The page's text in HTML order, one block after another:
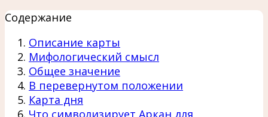
Содержание
Описание карты
Мифологический смысл
Общее значение
В перевернутом положении
Карта дня
Что символизирует Аркан для